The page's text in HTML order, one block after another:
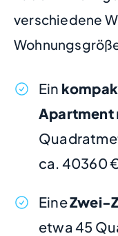
verschiedene
Ein
Apartment
ca. 40360
EineZwei-
etwa 45